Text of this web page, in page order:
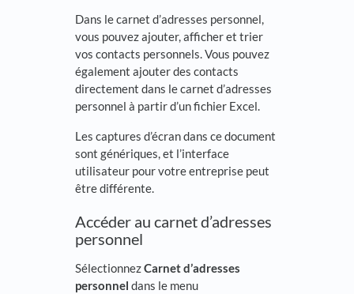
Dans le carnet d’adresses personnel,
vous pouvez ajouter, afficher et trier
vos contacts personnels. Vous pouvez
également ajouter des contacts
directement dans le carnet d’adresses
personnel à partir d’un fichier Excel.
Les captures d’écran dans ce document
sont génériques, et l’interface
utilisateur pour votre entreprise peut
être différente.
Accéder au carnet d’adresses
personnel
SélectionnezCarnet d’adresses
personnel dans le menu